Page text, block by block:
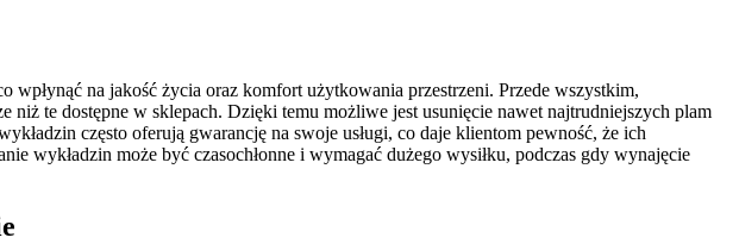
na jakość życia oraz komfort użytkowania przestrzeni. Przede wszystkim,
niż te dostępne w sklepach. Dzięki temu możliwe jest usunięcie nawet najtrudniejszych plam
często oferują gwarancję na swoje usługi, co daje klientom pewność, że ich
wykładzin może być czasochłonne i wymagać dużego wysiłku, podczas gdy wynajęcie